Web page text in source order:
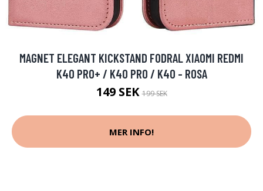
MAGNET ELEGANT KICKSTAND FODRAL XIAOMI REDMI
K40 PRO+ / K40 PRO / K40 - ROSA
149 SEK199 SEK
MER INFO!